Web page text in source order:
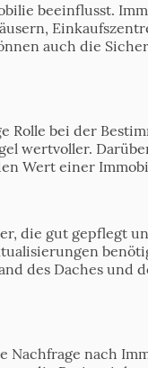
beeinflusst.
auch die
bei der
wertvoller.
Wert einer
die gut gepflegt
des Daches und
nach